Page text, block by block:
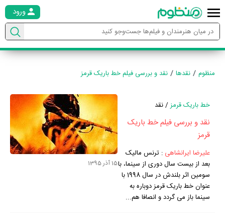
ورود
منظوم نقدها نقد و بررسی فیلم خط باریک قرمز
خط باریک قرمز/ نقد
نقد و بررسی فیلم خط باریک
قرمز
علیرضا ایرانشاهی : ترنس مالیک
بعد از بیست سال دوری از سینما، با
سومین اثر بلندش در سال 1998 با
عنوان خط باریک قرمز دوباره به
سینما باز می گردد و انصافا هم...
15 آذر 1395